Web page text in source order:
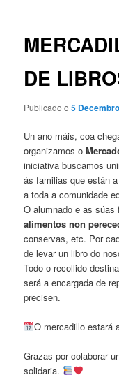
DE
Publicado o5
Un ano máis, coa
organizamos o
iniciativa buscamos
ás familias que están
a toda a comunidade
O alumnado e as súas
alimentos non
conservas, etc. Por
de levar un libro do
Todo o recollido
será a encargada de
precisen.
O mercadillo estará
Grazas por colaborar
solidaria.